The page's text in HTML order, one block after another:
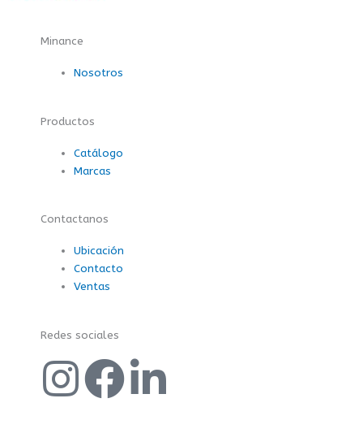
Minance
Nosotros
Productos
Catálogo
Marcas
Contactanos
Ubicación
Contacto
Ventas
Redes sociales
I
F L